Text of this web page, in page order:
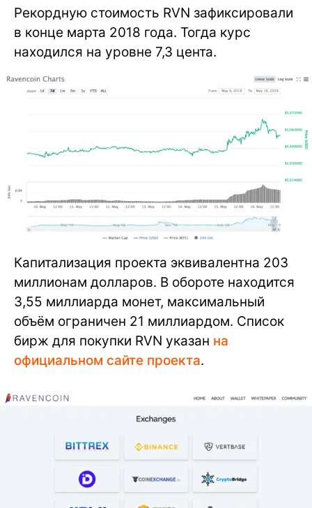
Рекордную стоимость RVN зафиксировали
в конце марта 2018 года. Тогда курс
находился на уровне 7,3 цента.
Капитализация проекта эквивалентна 203
миллионам долларов. В обороте находится
3,55 миллиарда монет, максимальный
объём ограничен 21 миллиардом. Список
бирж для покупки RVN указан на
официальном сайте проекта.